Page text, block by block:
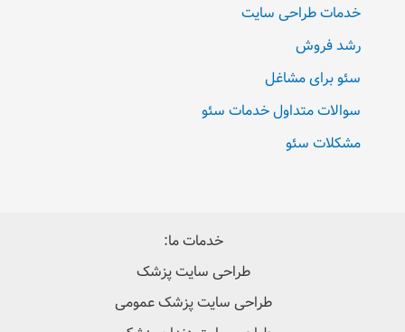
خدمات طراحی سایت
رشد فروش
سئو برای مشاغل
سوالات متداول خدمات سئو
مشکلات سئو
خدمات ما:
طراحی سایت پزشک
طراحی سایت پزشک عمومی